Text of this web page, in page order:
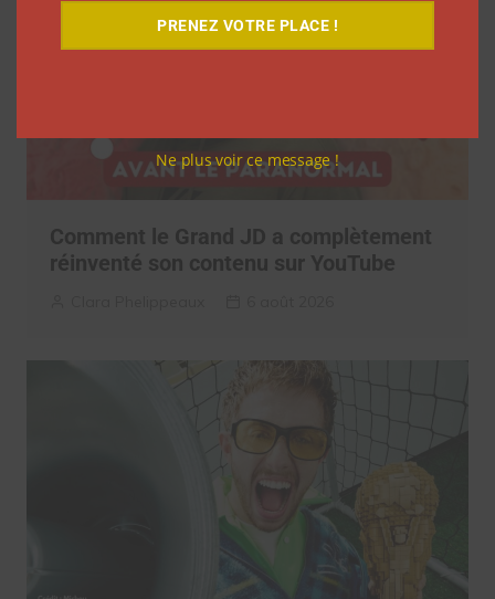
Comment le Grand JD a complètement
réinventé son contenu sur YouTube
PRENEZ VOTRE PLACE !
Ne plus voir ce message !